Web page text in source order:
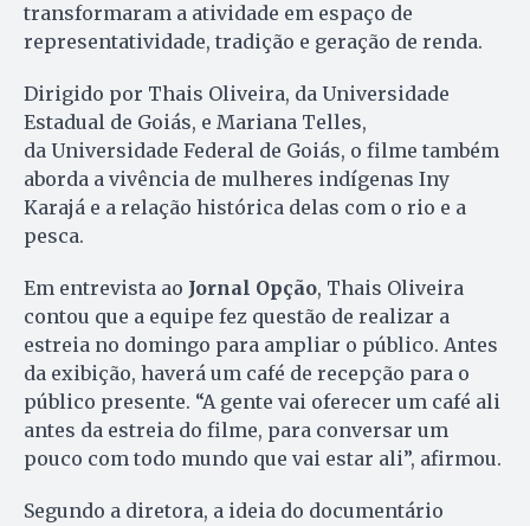
transformaram a atividade em espaço de
representatividade, tradição e geração de renda.
Dirigido por Thais Oliveira, da Universidade
Estadual de Goiás, e Mariana Telles,
da Universidade Federal de Goiás, o filme também
aborda a vivência de mulheres indígenas Iny
Karajá e a relação histórica delas com o rio e a
pesca.
Em entrevista ao Jornal Opção, Thais Oliveira
contou que a equipe fez questão de realizar a
estreia no domingo para ampliar o público. Antes
da exibição, haverá um café de recepção para o
público presente. “A gente vai oferecer um café ali
antes da estreia do filme, para conversar um
pouco com todo mundo que vai estar ali”, afirmou.
Segundo a diretora, a ideia do documentário